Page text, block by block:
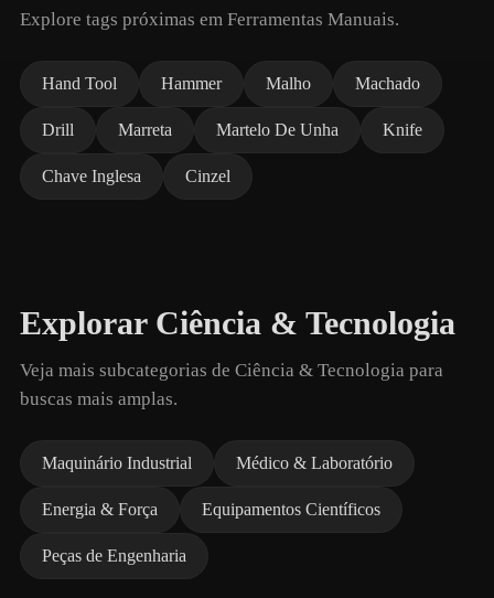
Explore tags próximas em Ferramentas Manuais.
Hand Tool Hammer Malho Machado
Drill Marreta Martelo De Unha Knife
Chave Inglesa Cinzel
Explorar Ciência & Tecnologia
Veja mais subcategorias de Ciência & Tecnologia para
buscas mais amplas.
Maquinário Industrial Médico & Laboratório
Energia & Força Equipamentos Científicos
Peças de Engenharia